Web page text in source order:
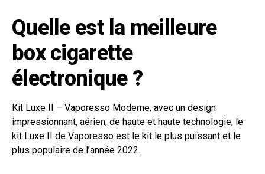
Quelle est la meilleure
box cigarette
électronique ?
Kit Luxe II – Vaporesso Moderne, avec un design
impressionnant, aérien, de haute et haute technologie, le
kit Luxe II de Vaporesso est le kit le plus puissant et le
plus populaire de l’année 2022.